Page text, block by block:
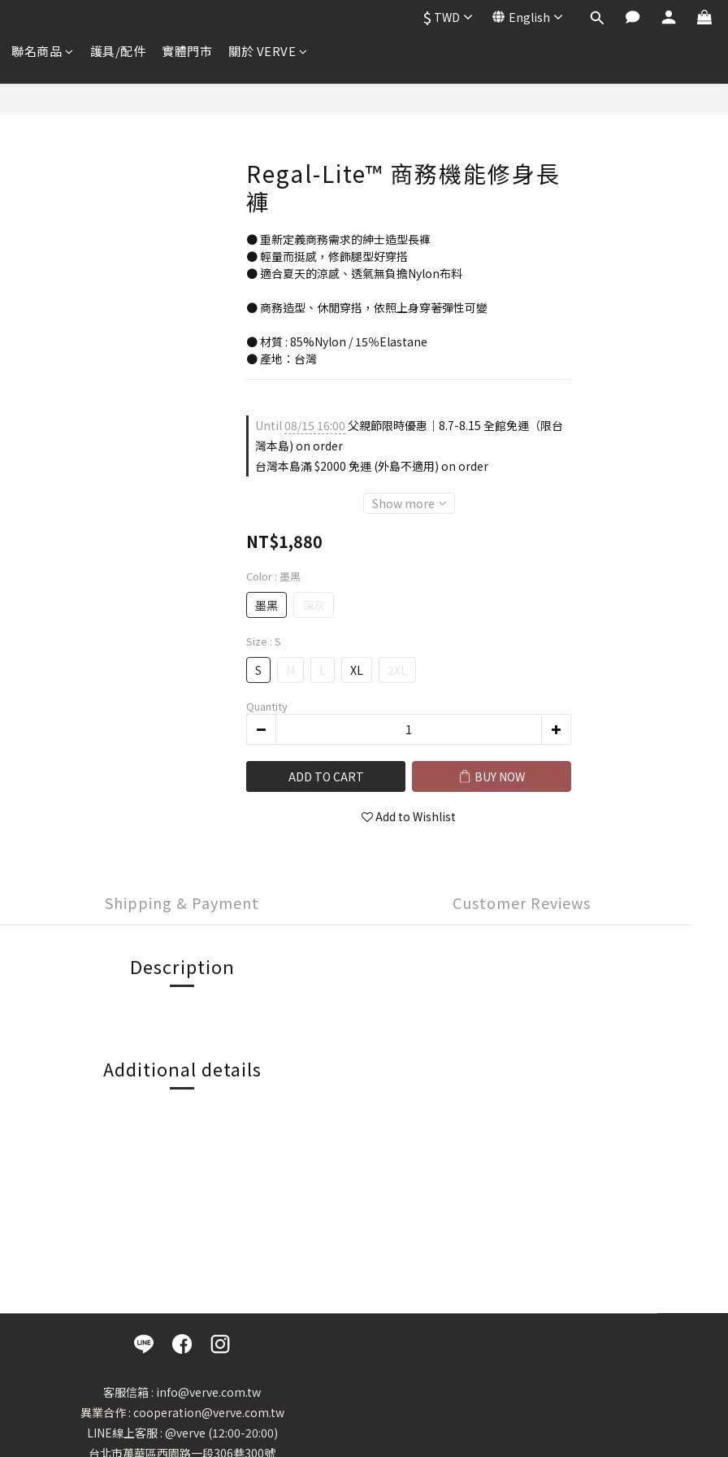
$ TWD English
聯名商品 護具/配件 實體門市 關於 VERVE
Regal-Lite™ 商務機能修身長
褲
● 重新定義商務需求的紳士造型長褲
● 輕量而挺感，修飾腿型好穿搭
● 適合夏天的涼感、透氣無負擔Nylon布料
● 商務造型、休閒穿搭，依照上身穿著彈性可變
● 材質 : 85%Nylon / 15％Elastane
● 產地：台灣
Until08/15 16:00 父親節限時優惠｜8.7-8.15 全館免運（限台
灣本島) on order
台灣本島滿 $2000 免運 (外島不適用) on order
Show more
NT$1,880
Color : 墨黑
墨黑 深灰
Size : S
S M L XL 2XL
Quantity
ADD TO CART BUY NOW
Add to Wishlist
Shipping & Payment Customer Reviews
Description
Additional details
客服信箱 : info@verve.com.tw
異業合作 : cooperation@verve.com.tw
LINE線上客服 : @verve (12:00-20:00)
台北市萬華區西園路一段306巷300號